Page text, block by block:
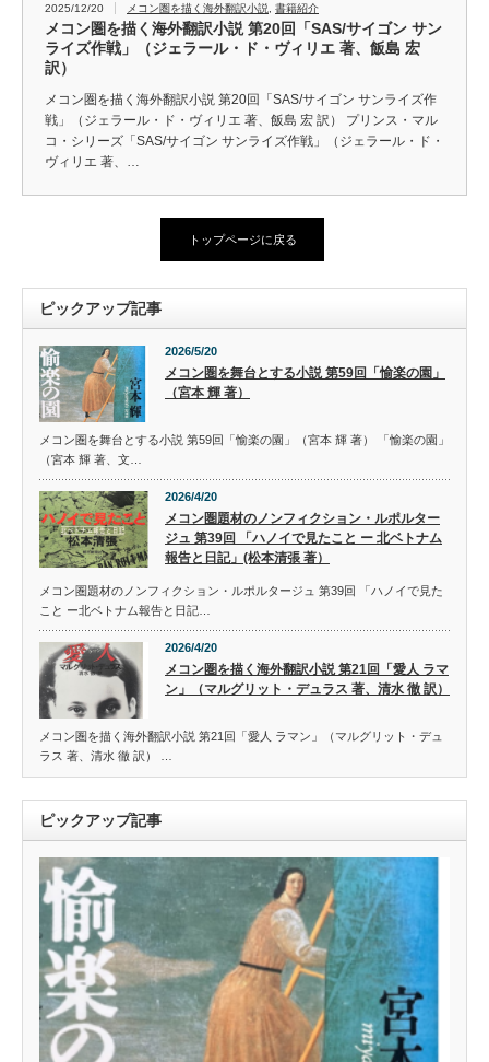
2025/12/20 メコン圏を描く海外翻訳小説 書籍紹介
メコン圏を描く海外翻訳小説 第20回「SAS/サイゴン サン
ライズ作戦」（ジェラール・ド・ヴィリエ 著、飯島 宏
訳）
メコン圏を描く海外翻訳小説 第20回「SAS/サイゴン サンライズ作
戦」（ジェラール・ド・ヴィリエ 著、飯島 宏 訳） プリンス・マル
コ・シリーズ「SAS/サイゴン サンライズ作戦」（ジェラール・ド・
ヴィリエ 著、…
トップページに戻る
ピックアップ記事
2026/5/20
メコン圏を舞台とする小説 第59回「愉楽の園」
（宮本 輝 著）
メコン圏を舞台とする小説 第59回「愉楽の園」（宮本 輝 著） 「愉楽の園」
（宮本 輝 著、文…
2026/4/20
メコン圏題材のノンフィクション・ルポルター
ジュ 第39回 「ハノイで見たこと ー 北ベトナム
報告と日記」(松本清張 著）
メコン圏題材のノンフィクション・ルポルタージュ 第39回 「ハノイで見た
こと ー北ベトナム報告と日記…
2026/4/20
メコン圏を描く海外翻訳小説 第21回「愛人 ラマ
ン」（マルグリット・デュラス 著、清水 徹 訳）
メコン圏を描く海外翻訳小説 第21回「愛人 ラマン」（マルグリット・デュ
ラス 著、清水 徹 訳） …
ピックアップ記事